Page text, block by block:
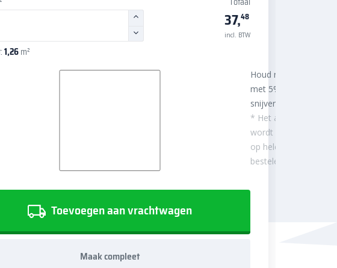
1,26m²
37,48
incl. BTW
Houd rekening
met 5%
snijverlies
* Het aantal m²
wordt afgerond
op hele
besteleenheden.
Toevoegen aan vrachtwagen
Maak compleet